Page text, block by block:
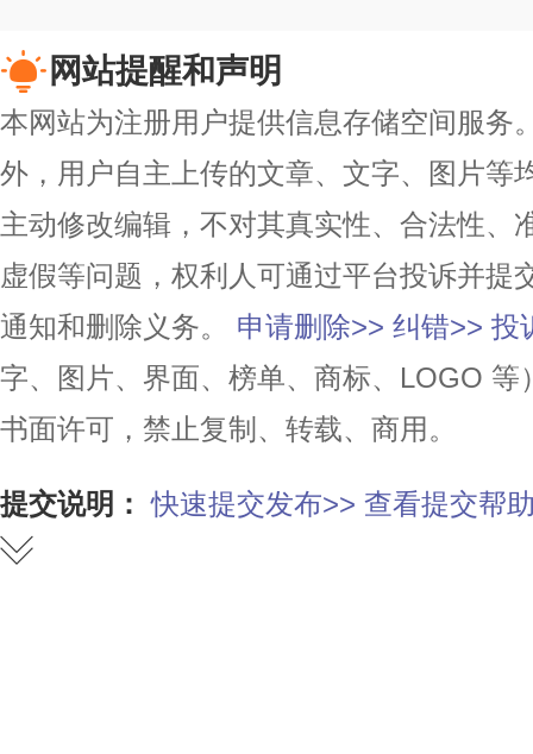
网站提醒和声明
本网站为注册用户提供信息存储空间服务
外，用户自主上传的文章、文字、图片等
主动修改编辑，不对其真实性、合法性、
虚假等问题，权利人可通过平台投诉并提
通知和删除义务。
申请删除>> 纠错>> 投
字、图片、界面、榜单、商标、LOGO
书面许可，禁止复制、转载、商用。
提交说明： 快速提交发布>> 查看提交帮